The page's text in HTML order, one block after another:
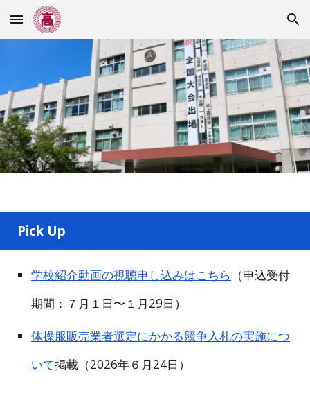
Skip to main content Skip to navigation
Pick Up
学校紹介動画の視聴申し込みはこちら （申込受付
期間：７月１日〜１月29日）
体操服販売業者選定にかかる競争入札の実施につ
いて掲載 （2026年６月24日）